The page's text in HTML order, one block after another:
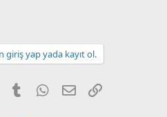
giriş yap yada kayıt ol.
PinterestTumblr WhatsApp
E-posta